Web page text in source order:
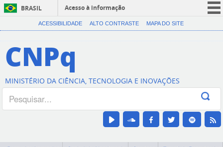
BRASIL
Acesso à informação
CORONAVÍRUS (COVID-19)
Canais
ACESSIBILIDADE ALTO CONTRASTE MAPA DO SITE
CNPq
MINISTÉRIO DA CIÊNCIA, TECNOLOGIA E INOVAÇÕES